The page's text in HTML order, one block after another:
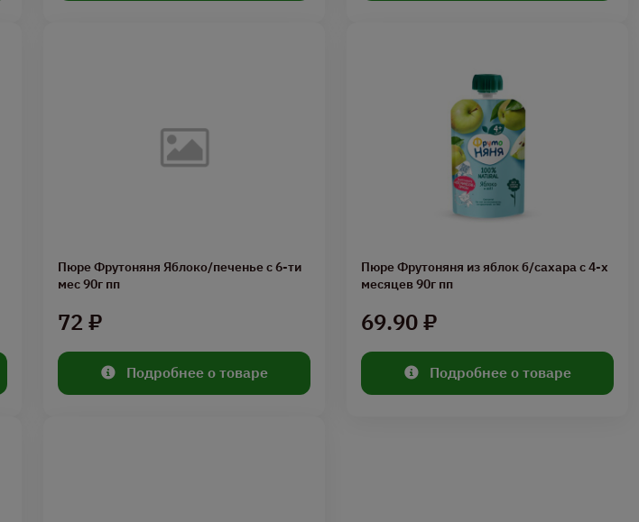
Пюре Фрутоняня Яблоко/печенье с 6-ти
мес 90г пп
72 ₽
Подробнее о товаре
Пюре Фрутоняня из яблок б/сахара с 4-х
месяцев 90г пп
69.90 ₽
Подробнее о товаре